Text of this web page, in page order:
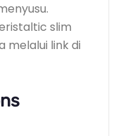
slim
melalui link di